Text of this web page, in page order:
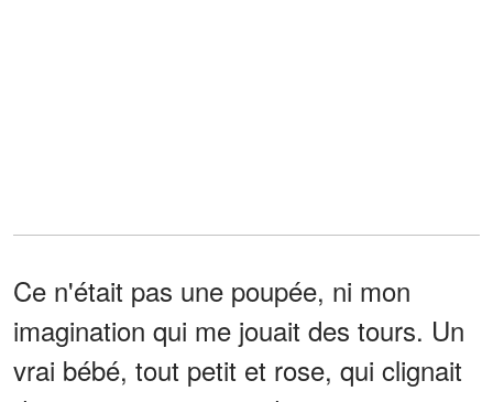
Ce n'était pas une poupée, ni mon
imagination qui me jouait des tours. Un
vrai bébé, tout petit et rose, qui clignait